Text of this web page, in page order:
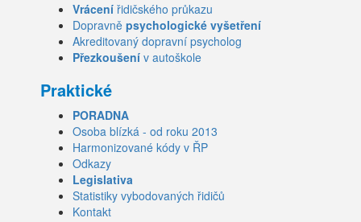
Vrácení řidičského průkazu
Dopravně psychologické vyšetření
Akreditovaný dopravní psycholog
Přezkoušení v autoškole
Praktické
PORADNA
Osoba blízká - od roku 2013
Harmonizované kódy v ŘP
Odkazy
Legislativa
Statistiky vybodovaných řidičů
Kontakt